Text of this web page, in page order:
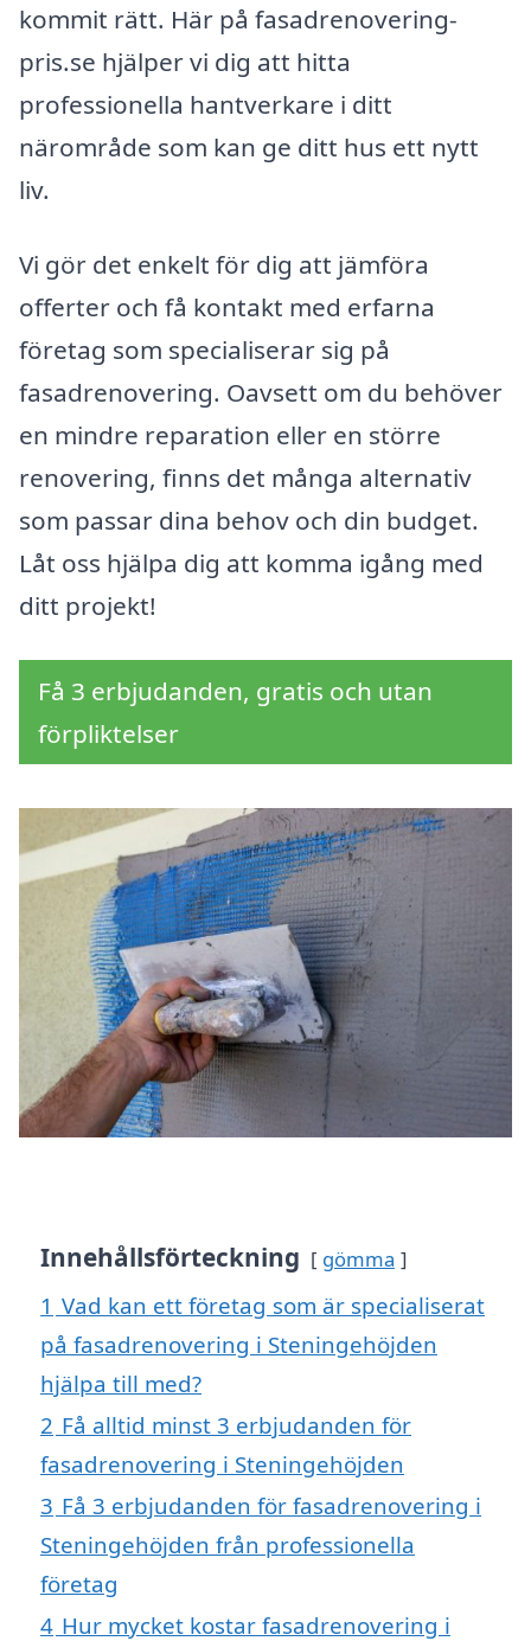
kommit rätt. Här på fasadrenovering-
pris.se hjälper vi dig att hitta
professionella hantverkare i ditt
närområde som kan ge ditt hus ett nytt
liv.
Vi gör det enkelt för dig att jämföra
offerter och få kontakt med erfarna
företag som specialiserar sig på
fasadrenovering. Oavsett om du behöver
en mindre reparation eller en större
renovering, finns det många alternativ
som passar dina behov och din budget.
Låt oss hjälpa dig att komma igång med
ditt projekt!
Få 3 erbjudanden, gratis och utan
förpliktelser
Innehållsförteckning gömma
1 Vad kan ett företag som är specialiserat
på fasadrenovering i Steningehöjden
hjälpa till med?
2 Få alltid minst 3 erbjudanden för
fasadrenovering i Steningehöjden
3 Få 3 erbjudanden för fasadrenovering i
Steningehöjden från professionella
företag
4 Hur mycket kostar fasadrenovering i